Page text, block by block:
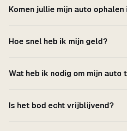
Komen jullie mijn auto ophalen
Hoe snel heb ik mijn geld?
Wat heb ik nodig om mijn auto
Is het bod echt vrijblijvend?